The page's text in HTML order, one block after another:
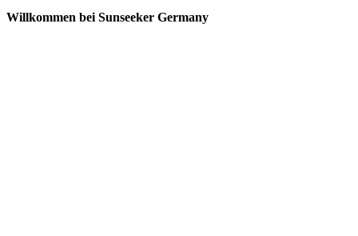
Willkommen bei Sunseeker Germany